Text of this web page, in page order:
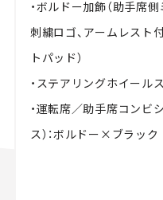
・ボルドー加飾（助手席
刺繍ロゴ、アームレスト
トパッド）
・ステアリングホイール
・運転席／助手席コンビ
ス）：ボルドー×ブラック